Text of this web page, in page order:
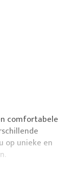
comfortabele
op unieke en